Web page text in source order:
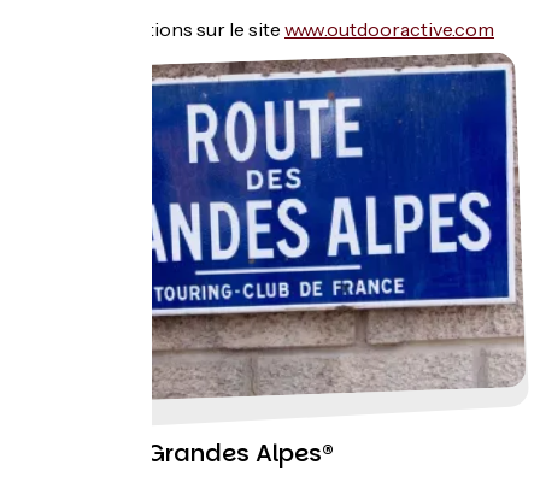
Plus d'informations sur le site www.outdooractive.com
Route des Grandes Alpes®